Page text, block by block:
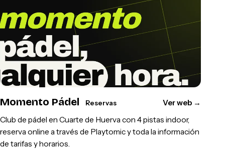
Momento Pádel Reservas Ver web →
Club de pádel en Cuarte de Huerva con 4 pistas indoor,
reserva online a través de Playtomic y toda la información
de tarifas y horarios.